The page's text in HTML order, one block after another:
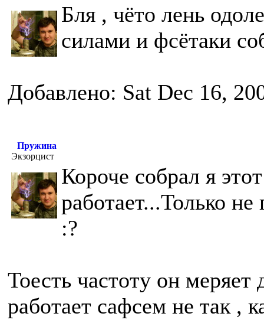
Бля , чёто лень
силами и фсётаки
Добавлено: Sat Dec 16,
Пружина
Экзорцист
Короче собрал я
работает...Только
:?
Тоесть частоту он меряет
работает сафсем не так ,